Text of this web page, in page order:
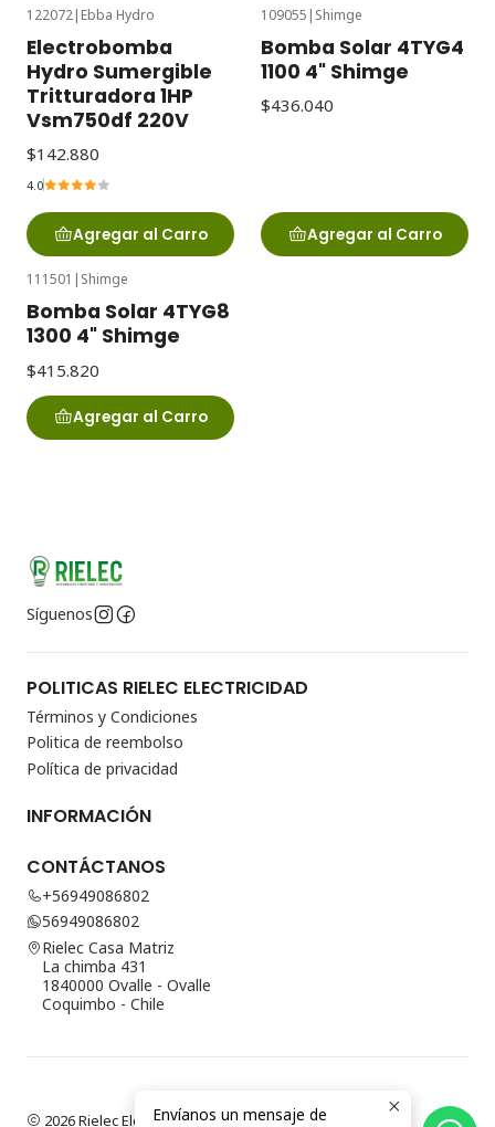
122072| Ebba Hydro
Electrobomba
Hydro Sumergible
Tritturadora 1HP
Vsm750df 220V
$142.880
4.0
Agregar al Carro
109055 | Shimge
Bomba Solar 4TYG4
1100 4" Shimge
$436.040
Agregar al Carro
111501 | Shimge
Bomba Solar 4TYG8
1300 4" Shimge
$415.820
Agregar al Carro
Síguenos
POLITICAS RIELEC ELECTRICIDAD
Términos y Condiciones
Politica de reembolso
Política de privacidad
INFORMACIÓN
CONTÁCTANOS
+56949086802
56949086802
Rielec Casa Matriz
La chimba 431
1840000 Ovalle - Ovalle
Coquimbo - Chile
2026 Rielec Electricidad.Envíanos un mensaje de